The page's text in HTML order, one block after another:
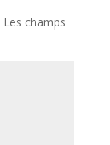
Les champs